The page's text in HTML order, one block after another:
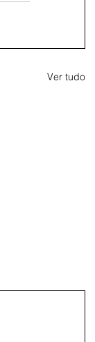
Ver tudo